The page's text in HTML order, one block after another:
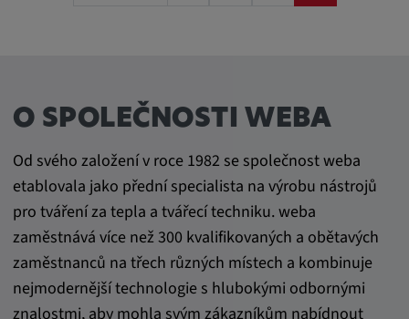
O SPOLEČNOSTI WEBA
Od svého založení v roce 1982 se společnost weba
etablovala jako přední specialista na výrobu nástrojů
pro tváření za tepla a tvářecí techniku. weba
zaměstnává více než 300 kvalifikovaných a obětavých
zaměstnanců na třech různých místech a kombinuje
nejmodernější technologie s hlubokými odbornými
znalostmi, aby mohla svým zákazníkům nabídnout